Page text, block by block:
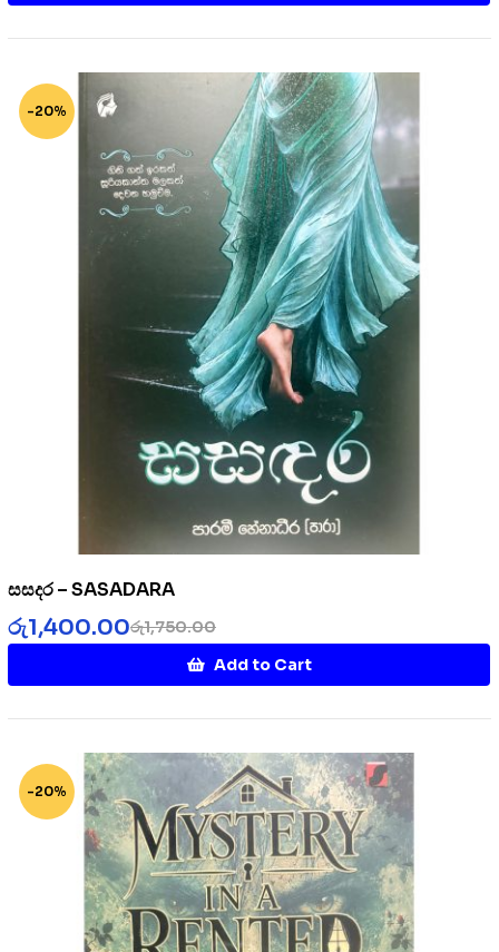
-20%
සසදර – SASADARA
රු1,750.00
රු1,400.00
Add to Cart
-20%